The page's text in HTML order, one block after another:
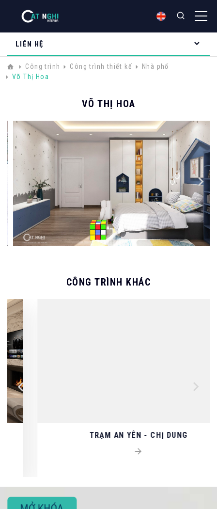
LIÊN HỆ
Công trình Công trình thiết kế
Nhà phố
Võ Thị Hoa
VÕ THỊ HOA
CÔNG TRÌNH KHÁC
TRẠM AN YÊN - CHỊ DUNG